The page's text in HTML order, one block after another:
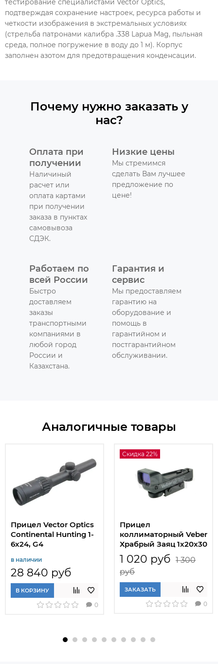
тестирование специалистами Vector Optics,
подтверждая сохранение настроек, ресурса работы и
четкости изображения в экстремальных условиях
(стрельба патронами калибра .338 Lapua Mag, пыльная
среда, полное погружение в воду до 1 м). Корпус
заполнен азотом для предотвращения конденсации.
Почему нужно заказать у
нас?
Оплата при
получении
Наличиный
расчет или
оплата картами
при получении
заказа в пунктах
самовывоза
СДЭК.
Низкие цены
Мы стремимся
сделать Вам лучшее
предложение по
цене!
Работаем по
всей России
Быстро
доставляем
заказы
транспортными
компаниями в
любой город
России и
Казахстана.
Гарантия и
сервис
Мы предоставляем
гарантию на
оборудование и
помощь в
гарантийном и
постгарантийном
обслуживании.
Аналогичные товары
Прицел Vector Optics
Continental Hunting 1-
6x24, G4
в наличии
28 840 руб
В КОРЗИНУ
0
Скидка 22%
Прицел
коллиматорный Veber
Храбрый Заяц 1x20x30
RD
1 020 руб 1 300
руб
ЗАКАЗАТЬ
0